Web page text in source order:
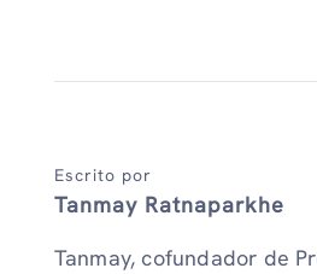
Escrito por
Tanmay Ratnaparkhe
Tanmay, cofundador de